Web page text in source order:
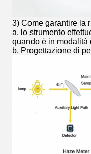
3) Come garantire la
a. lo strumento
quando è in modalità
b. Progettazione di